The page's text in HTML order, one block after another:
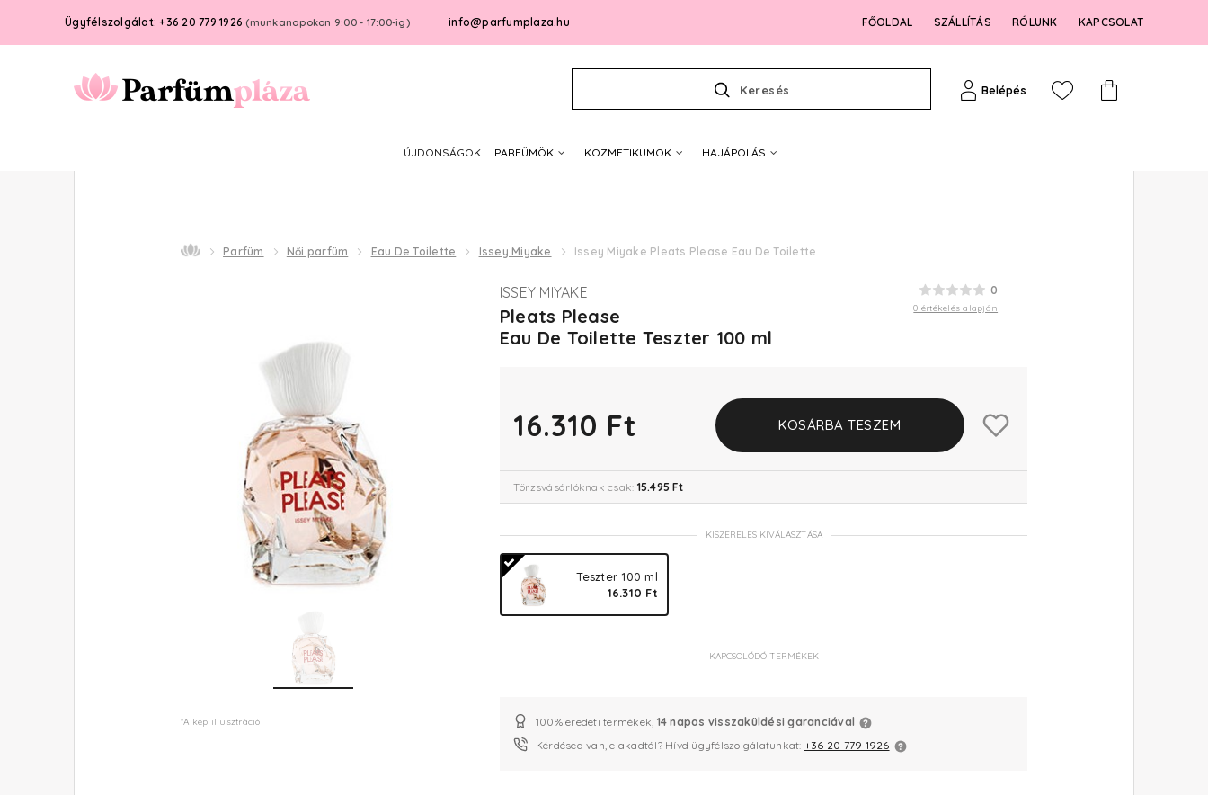
Ügyfélszolgálat: +36 20 779 1926 (munkanapokon 9:00 - 17:00-ig) info@parfumplaza.hu FŐOLDAL SZÁLLÍTÁS RÓLUNK KAPCSOLAT
Keresés Belépés
ÚJDONSÁGOK PARFÜMÖK KOZMETIKUMOK HAJÁPOLÁS
Parfüm Női parfüm Eau De Toilette Issey Miyake Issey Miyake Pleats Please Eau De Toilette
*A kép illusztráció
0
0 értékelés alapján
ISSEY MIYAKE
Pleats Please
Eau De Toilette Teszter 100 ml
16.310 Ft KOSÁRBA TESZEM
Törzsvásárlóknak csak: 15.495 Ft
KISZERELÉS KIVÁLASZTÁSA
Teszter 100 ml
16.310 Ft
KAPCSOLÓDÓ TERMÉKEK
100% eredeti termékek, 14 napos visszaküldési garanciával
Kérdésed van, elakadtál? Hívd ügyfélszolgálatunkat: +36 20 779 1926